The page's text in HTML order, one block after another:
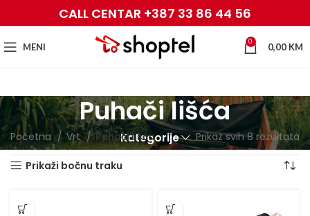
CALL CENTAR +387 33 86 44 56
MENI 0 0,00 KM
Puhači lišća
Kategorije
Početna Vrt Puhači lišća Prikaz svih 8 rezultata
Prikaži bočnu traku